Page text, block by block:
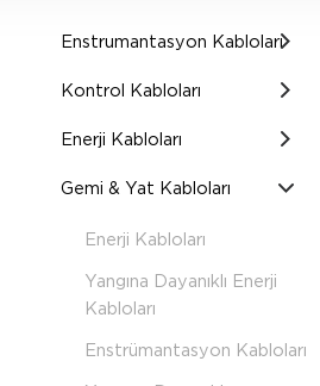
Enstrumantasyon Kabloları
Kontrol Kabloları
Enerji Kabloları
Gemi & Yat Kabloları
Enerji Kabloları
Yangına Dayanıklı Enerji
Kabloları
Enstrümantasyon Kabloları